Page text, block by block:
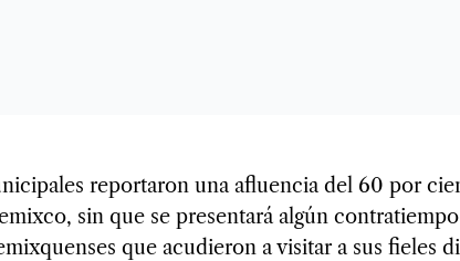
reportaron una afluencia del 60 por
sin que se presentará algún
que acudieron a visitar a sus fieles